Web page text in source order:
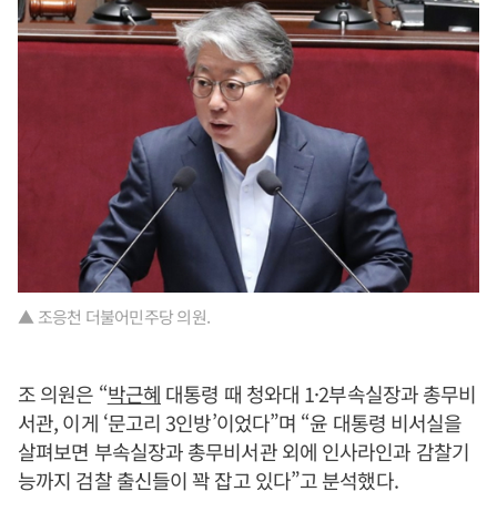
▲ 조응천 더불어민주당 의원.
조 의원은 “박근혜 대통령 때 청와대 1·2부속실장과 총무비
서관, 이게 ‘문고리 3인방’이었다”며 “윤 대통령 비서실을
살펴보면 부속실장과 총무비서관 외에 인사라인과 감찰기
능까지 검찰 출신들이 꽉 잡고 있다”고 분석했다.